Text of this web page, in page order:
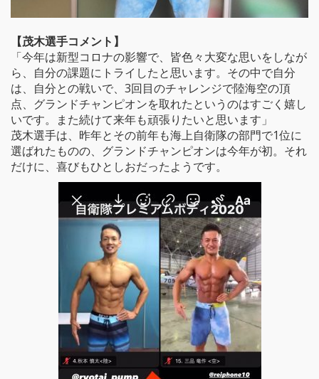
【茂木選手コメント】
「今年は新型コロナの影響で、皆色々大変な思いをしなが
ら、自分の課題にトライしたと思います。その中で自分
は、自分との戦いで、3回目のチャレンジで陸海空の頂
点、グランドチャンピオンを取れたというのはすごく嬉し
いです。また続けて来年も頑張りたいと思います」
茂木選手は、昨年とその前年も海上自衛隊の部門で1位に
選ばれたものの、グランドチャンピオンは今年が初。それ
だけに、喜びもひとしおだったようです。